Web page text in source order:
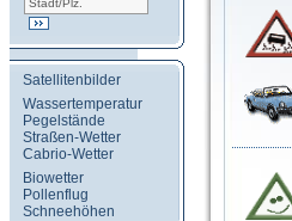
Satellitenbilder
Wassertemperatur
Pegelstände
Straßen-Wetter
Cabrio-Wetter
Biowetter
Pollenflug
Schneehöhen